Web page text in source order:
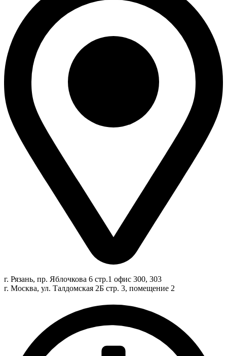
г. Рязань, пр. Яблочкова 6 стр.1 офис 300, 303
г. Москва, ул. Талдомская 2Б стр. 3, помещение 2